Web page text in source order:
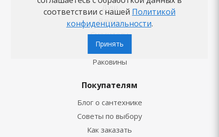
Душ
Ванны
Смесители
Унитазы
Раковины
Покупателям
Блог о сантехнике
Советы по выбору
Как заказать
соответствии с нашей Политикой
конфиденциальности.
Принять